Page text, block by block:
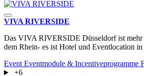
VIVA RIVERSIDE
Das VIVA RIVERSIDE Düsseldorf ist mehr
dem Rhein- es ist Hotel und Eventlocation in
Event Eventmodule & Incentiveprogramme
+6